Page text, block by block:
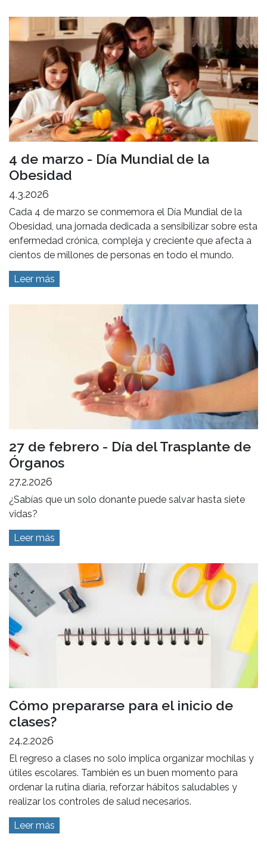
4 de marzo - Día Mundial de la
Obesidad
4.3.2026
Cada 4 de marzo se conmemora el Día Mundial de la
Obesidad, una jornada dedicada a sensibilizar sobre esta
enfermedad crónica, compleja y creciente que afecta a
cientos de millones de personas en todo el mundo.
Leer más
27 de febrero - Día del Trasplante de
Órganos
27.2.2026
¿Sabías que un solo donante puede salvar hasta siete
vidas?
Leer más
Cómo prepararse para el inicio de
clases?
24.2.2026
El regreso a clases no solo implica organizar mochilas y
útiles escolares. También es un buen momento para
ordenar la rutina diaria, reforzar hábitos saludables y
realizar los controles de salud necesarios.
Leer más